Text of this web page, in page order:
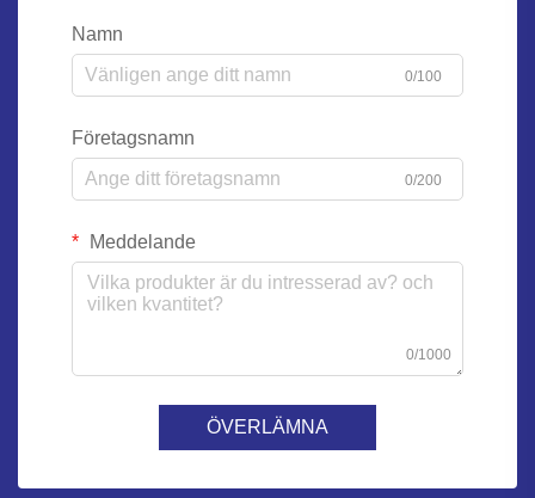
Namn
0/100
Företagsnamn
0/200
Meddelande
0/1000
ÖVERLÄMNA